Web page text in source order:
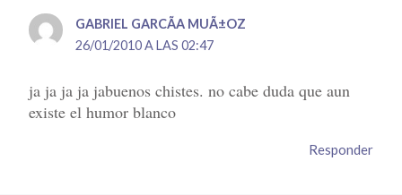
GABRIEL GARCÃ­A MUÃ±OZ
26/01/2010 A LAS 02:47
ja ja ja ja jabuenos chistes. no cabe duda que aun
existe el humor blanco
Responder